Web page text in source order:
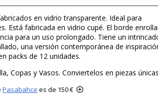
en vidrio transparente. Ideal para
Está fabricada en vidrio cupé. El borde
para un uso prolongado. Tiene un
una versión contemporánea de
packs de 12 unidades.
Copas y Vasos. Conviertelos en piezas
Pasabahce es de 150 €